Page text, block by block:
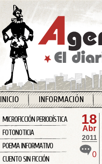
INICIO INFORMACIÓN
MICROFICCIÓN PERIODÍSTICA
FOTONOTICIA
POEMA INFORMATIVO
CUENTO SIN FICCIÓN
18
Abr
2011
0